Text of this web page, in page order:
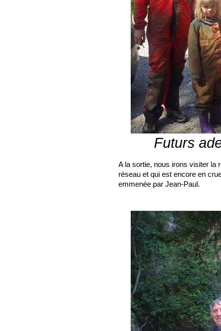
Futurs
A la sortie, nous irons visiter la
réseau et qui est encore en
emmenée par Jean-Paul.